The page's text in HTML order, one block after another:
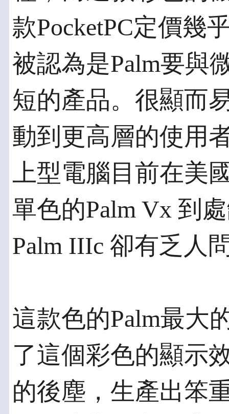
款PocketPC定價幾
被認為是Palm要與
短的產品。很顯而
動到更高層的使用
上型電腦目前在美
單色的Palm Vx 到
Palm IIIc 卻有乏人
這款色的Palm最大
了這個彩色的顯示
的後塵，生產出笨